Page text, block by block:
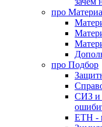
про
про Подбор
СИЗ и
ЕТН -